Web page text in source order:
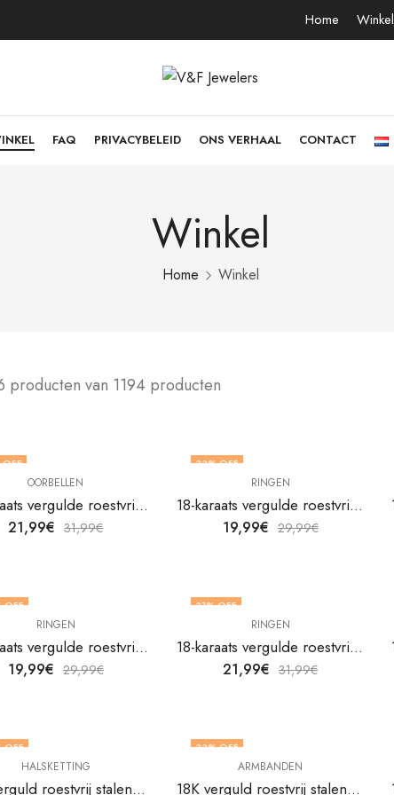
Home Winkel
FAQ PRIVACYBELEID ONS VERHAAL CONTACT
Winkel
Home Winkel
producten van 1194 producten
OFF
OORBELLEN
18-karaats vergulde roestvrijstalen geïnspireerde oorbellen van V&F Jewelers
21,99€ 31,99€
33% OFF
RINGEN
18-karaats vergulde roestvrijstalen hartvingerring van V&F Jewelers
19,99€ 29,99€
OFF
OP VOORRAAD
RINGEN
18-karaats vergulde roestvrijstalen hartvingerring van V&F Jewelers
19,99€ 29,99€
31% OFF
RINGEN
18-karaats vergulde roestvrijstalen hartvingerring van V&F Jewelers
21,99€ 31,99€
OFF
HALSKETTING
18K verguld roestvrij stalen bloemenketting van V&F Juweliers
33% OFF
ARMBANDEN
18K verguld roestvrij stalen enkelbandje van V&F Juweliers